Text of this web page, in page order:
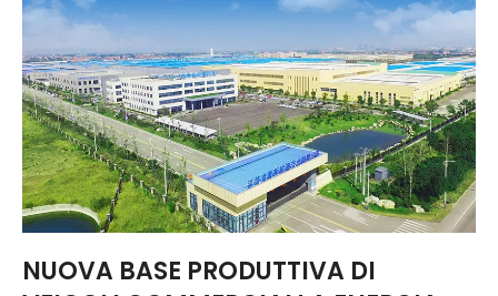
NUOVA BASE PRODUTTIVA DI